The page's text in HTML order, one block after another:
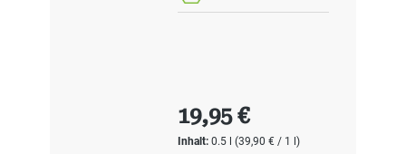
Inhalt:0.5 l(39,90 € / 1 l)
Regulärer Preis:
19,95 €